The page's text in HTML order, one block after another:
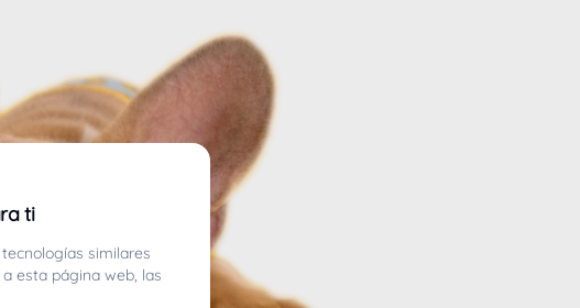
ti
similares
esta página web, las